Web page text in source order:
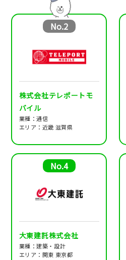
No.2
株式会社テレポートモ
バイル
業種：通信
エリア：近畿 滋賀県
No.4
大東建託株式会社
業種：建築・設計
エリア：関東 東京都